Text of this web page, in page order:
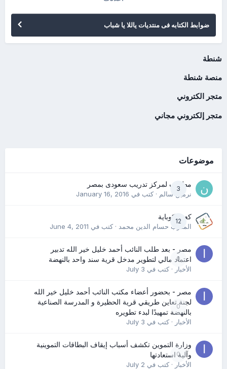
ضوابط الكتابه فى منتديات ياللا يا شباب
شنطة
منصة شنطة
متجر الكتروني
متجر إلكتروني مجاني
موضوعات
3
مطلوب لمركز تدريب سعودى بمصر
نرمين سالم· كتب في January 16, 2016
12
كعب كوباية
المدرب حسام الدين محمد· كتب في June 4, 2011
0
مصر - بعد طلب النائب أحمد خليل خير الله تدبير
اعتماد مالي لتطوير مدخل قرية سند واحد بالنهضة
الأخبار· كتب في July 3
0
مصر - بحضور أعضاء مكتب النائب أحمد خليل خير الله
لجنة تعاين طريقي قرية الحظيرة و المدرسة الصناعية
بالنهضة تمهيدًا لبدء تطويره
الأخبار· كتب في July 3
0
وزارة التموين تكشف أسباب إيقاف البطاقات التموينية
وآلية استعادتها
الأخبار· كتب في July 2